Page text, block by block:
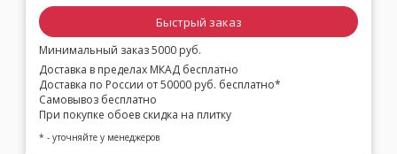
Быстрый заказ
Минимальный заказ 5000 руб.
Доставка в пределах МКАД бесплатно
Доставка по России от 50000 руб. бесплатно*
Самовывоз бесплатно
При покупке обоев скидка на плитку
* - уточняйте у менеджеров